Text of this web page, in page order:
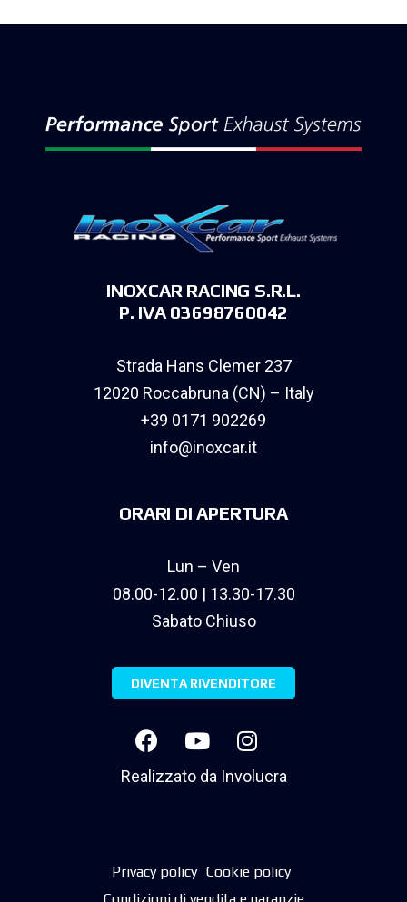
INOXCAR RACING S.R.L.
P. IVA 03698760042
Strada Hans Clemer 237
12020 Roccabruna (CN) – Italy
+39 0171 902269
info@inoxcar.it
ORARI DI APERTURA
Lun – Ven
08.00-12.00 | 13.30-17.30
Sabato Chiuso
DIVENTA RIVENDITORE
Realizzato da Involucra
Privacy policy Cookie policy